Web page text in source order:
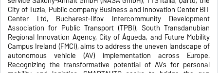
City of Tuzla, Public company Business and Innovation Center BIT
Center Ltd, Bucharest-Ilfov Intercommunity Development
Association for Public Transport (TPBI), South Transdanubian
Regional Innovation Agency, City of Águeda, and Future Mobility
Campus Ireland (FMCI), aims to address the uneven landscape of
autonomous vehicle (AV) implementation across Europe.
Recognizing the transformative potential of AVs for personal